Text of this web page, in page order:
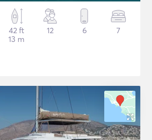
42 ft
13 m
12 6 7